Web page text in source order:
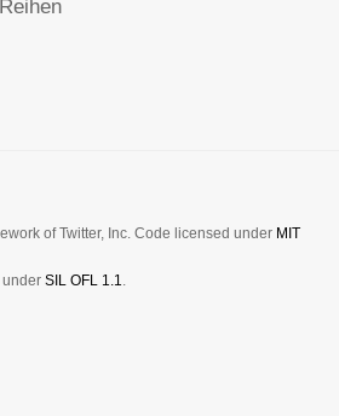
of Twitter, Inc. Code licensed under MIT
SIL OFL 1.1